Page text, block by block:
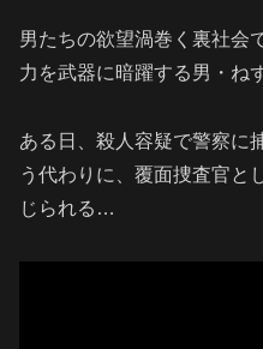
男たちの欲望渦巻く裏社会
力を武器に暗躍する男・ね
ある日、殺人容疑で警察に
う代わりに、覆面捜査官と
じられる…